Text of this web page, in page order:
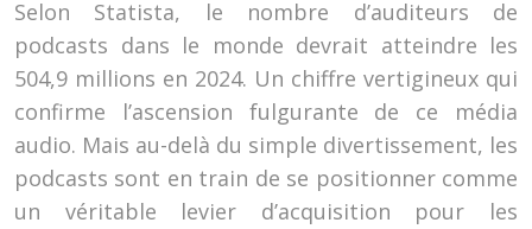
Selon Statista, le nombre d’auditeurs de
podcasts dans le monde devrait atteindre les
504,9 millions en 2024. Un chiffre vertigineux qui
confirme l’ascension fulgurante de ce média
audio. Mais au-delà du simple divertissement, les
podcasts sont en train de se positionner comme
un véritable levier d’acquisition pour les